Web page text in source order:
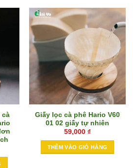
cà
Giấy lọc cà phê Hario V60
01 02 giấy tự nhiên
59,000 ₫
THÊM VÀO GIỎ HÀNG